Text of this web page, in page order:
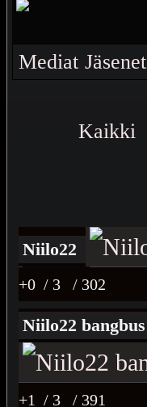
Mediat Jäsenet
Kaikki
Niilo22
+0 / 3 / 302
Niilo22 bangbus
+1 / 3 / 391